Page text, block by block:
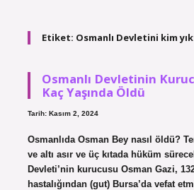
Etiket: Osmanlı Devletini kim
Osmanlı Devletinin
Kaç Yaşında Öldü
Tarih: Kasım 2, 2024
Osmanlıda Osman Bey nasıl öldü?
ve altı asır ve üç kıtada hüküm
Devleti’nin kurucusu Osman Gazi,
hastalığından (gut) Bursa’da vefat